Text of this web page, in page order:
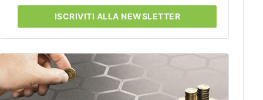
ISCRIVITI ALLA NEWSLETTER